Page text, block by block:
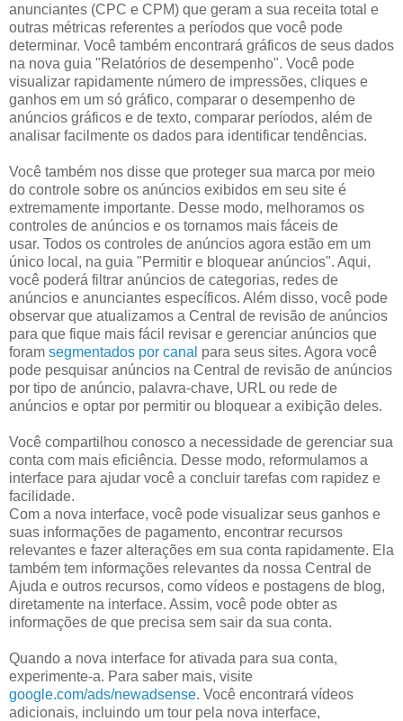
anunciantes (CPC e CPM) que geram a sua receita total e
outras métricas referentes a períodos que você pode
determinar. Você também encontrará gráficos de seus dados
na nova guia "Relatórios de desempenho". Você pode
visualizar rapidamente número de impressões, cliques e
ganhos em um só gráfico, comparar o desempenho de
anúncios gráficos e de texto, comparar períodos, além de
analisar facilmente os dados para identificar tendências.
Você também nos disse que proteger sua marca por meio
do controle sobre os anúncios exibidos em seu site é
extremamente importante. Desse modo, melhoramos os
controles de anúncios e os tornamos mais fáceis de
usar. Todos os controles de anúncios agora estão em um
único local, na guia "Permitir e bloquear anúncios". Aqui,
você poderá filtrar anúncios de categorias, redes de
anúncios e anunciantes específicos. Além disso, você pode
observar que atualizamos a Central de revisão de anúncios
para que fique mais fácil revisar e gerenciar anúncios que
foram segmentados por canal para seus sites. Agora você
pode pesquisar anúncios na Central de revisão de anúncios
por tipo de anúncio, palavra-chave, URL ou rede de
anúncios e optar por permitir ou bloquear a exibição deles.
Você compartilhou conosco a necessidade de gerenciar sua
conta com mais eficiência. Desse modo, reformulamos a
interface para ajudar você a concluir tarefas com rapidez e
facilidade.
Com a nova interface, você pode visualizar seus ganhos e
suas informações de pagamento, encontrar recursos
relevantes e fazer alterações em sua conta rapidamente. Ela
também tem informações relevantes da nossa Central de
Ajuda e outros recursos, como vídeos e postagens de blog,
diretamente na interface. Assim, você pode obter as
informações de que precisa sem sair da sua conta.
Quando a nova interface for ativada para sua conta,
experimente-a. Para saber mais, visite
google.com/ads/newadsense. Você encontrará vídeos
adicionais, incluindo um tour pela nova interface,